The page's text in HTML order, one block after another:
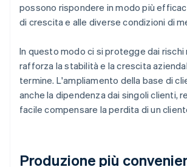
possono rispondere in modo più
di crescita e alle diverse condizioni di
In questo modo ci si protegge dai rischi
rafforza la stabilità e la crescita
termine. L'ampliamento della base di
anche la dipendenza dai singoli clienti,
facile compensare la perdita di un
Produzione più